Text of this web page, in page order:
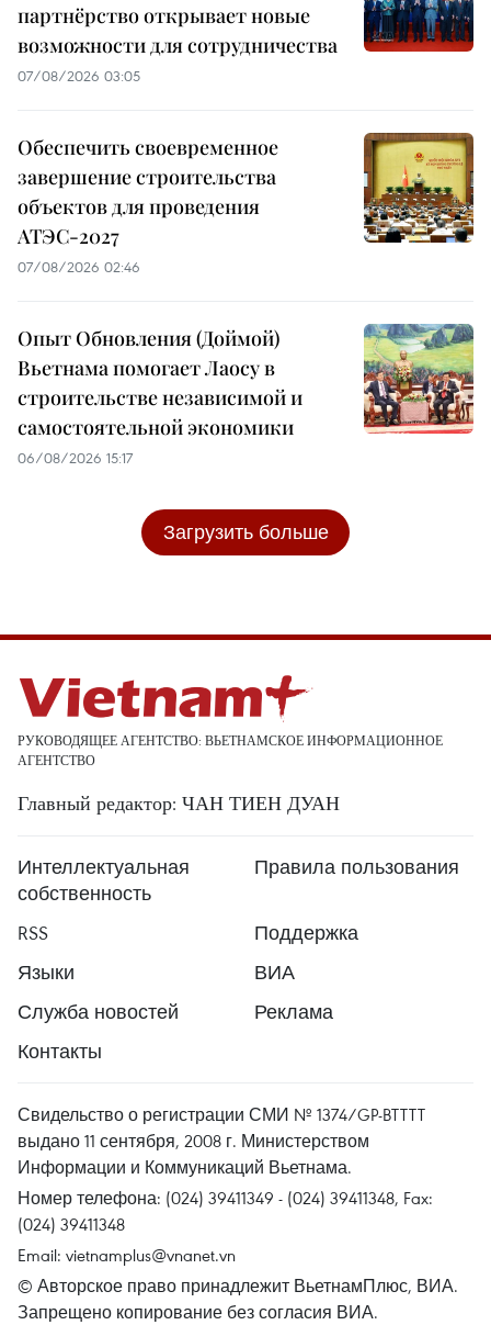
партнёрство открывает новые
возможности для сотрудничества
07/08/2026 03:05
Обеспечить своевременное
завершение строительства
объектов для проведения
АТЭС-2027
07/08/2026 02:46
Опыт Обновления (Доймой)
Вьетнама помогает Лаосу в
строительстве независимой и
самостоятельной экономики
06/08/2026 15:17
Загрузить больше
РУКОВОДЯЩЕЕ АГЕНТСТВО: ВЬЕТНАМСКОЕ ИНФОРМАЦИОННОЕ
АГЕНТСТВО
Главный редактор: ЧАН ТИЕН ДУАН
Интеллектуальная
собственность
Правила пользования
RSS
Поддержка
Языки
ВИА
Служба новостей
Реклама
Контакты
Свидельство о регистрации СМИ № 1374/GP-BTTTT
выдано 11 сентября, 2008 г. Министерством
Информации и Коммуникаций Вьетнама.
Номер телефона: (024) 39411349 - (024) 39411348, Fax:
(024) 39411348
Email: vietnamplus@vnanet.vn
© Авторское право принадлежит ВьетнамПлюс, ВИА.
Запрещено копирование без согласия ВИА.